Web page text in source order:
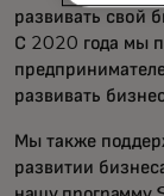
развивать свой
С 2020 года мы
развивать
Мы также
развитии